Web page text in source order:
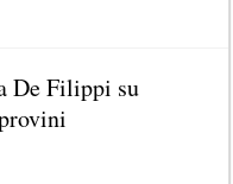
De Filippi su